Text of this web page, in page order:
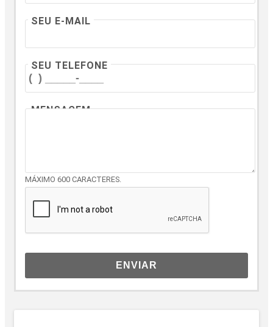
SEU E-MAIL
SEU TELEFONE
MENSAGEM
MÁXIMO 600 CARACTERES.
ENVIAR